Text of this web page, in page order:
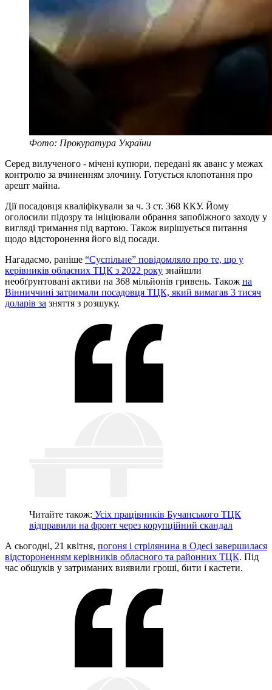
Фото: Прокуратура України
Серед вилученого - мічені купюри, передані як аванс у межах
контролю за вчиненням злочину. Готується клопотання про
арешт майна.
Дії посадовця кваліфікували за ч. 3 ст. 368 ККУ. Йому
оголосили підозру та ініціювали обрання запобіжного заходу у
вигляді тримання під вартою. Також вирішується питання
щодо відсторонення його від посади.
Нагадаємо, раніше “Суспільне” повідомляло про те, що у
керівників обласних ТЦК з 2022 року знайшли
необґрунтовані активи на 368 мільйонів гривень. Також на
Вінниччині затримали посадовця ТЦК, який вимагав 3 тисяч
доларів за зняття з розшуку.
Читайте також: Усіх працівників Бучанського ТЦК
відправили на фронт через корупційний скандал
А сьогодні, 21 квітня, погоня і стрілянина в Одесі завершилася
відстороненням керівників обласного та районних ТЦК. Під
час обшуків у затриманих виявили гроші, бити і кастети.